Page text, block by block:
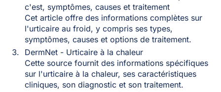
c'est, symptômes, causes et traitement
Cet article offre des informations complètes sur
l'urticaire au froid, y compris ses types,
symptômes, causes et options de traitement.
DermNet - Urticaire à la chaleur
Cette source fournit des informations spécifiques
sur l'urticaire à la chaleur, ses caractéristiques
cliniques, son diagnostic et son traitement.